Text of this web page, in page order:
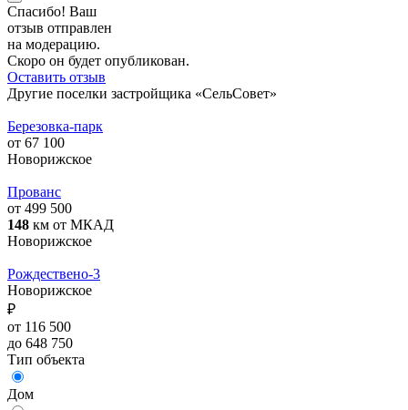
Спасибо! Ваш
отзыв отправлен
на модерацию.
Скоро он будет опубликован.
Оставить отзыв
Другие поселки застройщика «СельСовет»
Березовка-парк
от 67 100
Новорижское
Прованс
от 499 500
148 км от МКАД
Новорижское
Рождествено-3
Новорижское
₽
от 116 500
до 648 750
Тип объекта
Дом